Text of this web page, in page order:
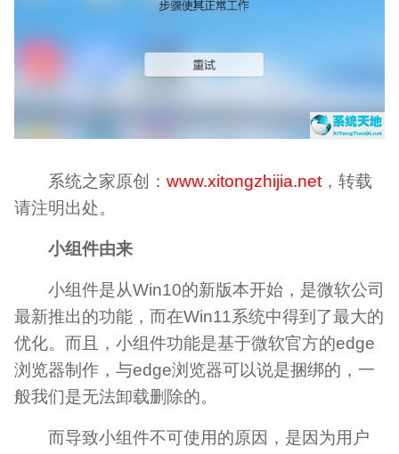
系统之家原创： www.xitongzhijia.net ，转载
请注明出处。
小组件由来
小组件是从Win10的新版本开始，是微软公司
最新推出的功能，而在Win11系统中得到了最大的
优化。而且，小组件功能是基于微软官方的edge
浏览器制作，与edge浏览器可以说是捆绑的，一
般我们是无法卸载删除的。
而导致小组件不可使用的原因，是因为用户